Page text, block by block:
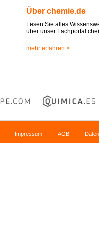
Über chemie.de
Lesen Sie alles
über unser Fachportal
mehr erfahren >
Impressum | AGB |